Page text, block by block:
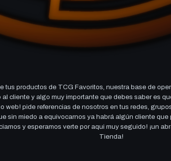
productos de TCG Favoritos, nuestra base de
cliente y algo muy importante que debes saber es
web! pide referencias de nosotros en tus redes,
sin miedo a equivocarnos ya habrá algún cliente
y esperamos verte por aqui muy seguido! ¡un
Tienda!